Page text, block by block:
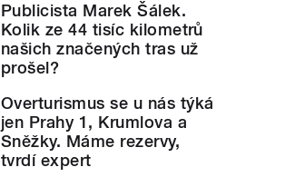
Publicista Marek Šálek.
Kolik ze 44 tisíc kilometrů
našich značených tras už
prošel?
Overturismus se u nás týká
jen Prahy 1, Krumlova a
Sněžky. Máme rezervy,
tvrdí expert